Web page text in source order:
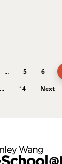
... 5 6
... 14 Next